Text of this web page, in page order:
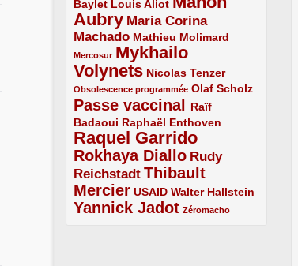
Baylet Louis Aliot
Aubry
5/5
Maria Corina
Machado
3/5 Mathieu Molimard
2/5
Mercosur
1/5
Mykhailo
Volynets
5/5 Nicolas Tenzer
2/5
Obsolescence programmée
1/5 Olaf Scholz
2/5
Passe vaccinal
4/5
Raïf
Badaoui
2/5 Raphaël Enthoven
2/5
Raquel Garrido
5/5
Rokhaya Diallo
4/5
Rudy
Reichstadt
3/5
Thibault
Mercier
4/5 USAID
2/5 Walter Hallstein
2/5
Yannick Jadot
4/5 Zéromacho
1/5